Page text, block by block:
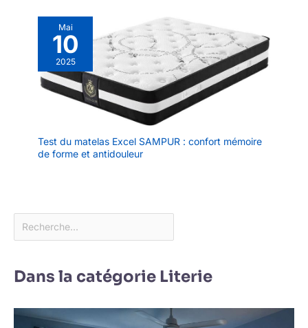
Mai
10
2025
Test du matelas Excel SAMPUR : confort mémoire
de forme et antidouleur
Dans la catégorie Literie